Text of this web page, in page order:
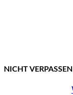
NICHT VERPASSEN